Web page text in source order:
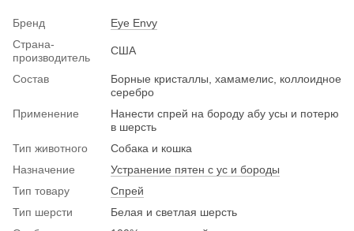
Бренд
Eye Envy
Страна-
производитель
США
Состав
Борные кристаллы, хамамелис, коллоидное
серебро
Применение
Нанести спрей на бороду абу усы и потерю
в шерсть
Тип животного
Собака и кошка
Назначение
Устранение пятен с ус и бороды
Тип товару
Спрей
Тип шерсти
Белая и светлая шерсть